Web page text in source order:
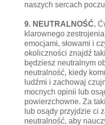
naszych sercach
9. NEUTRALNOŚĆ.
klarownego
emocjami, słowami i
okoliczności znajdź
będziesz neutralnym
neutralność, kiedy
ludźmi i zachowaj
mocnych opinii lub
powierzchowne. Za
lub osądy przyjdzie ci
neutralność, aby